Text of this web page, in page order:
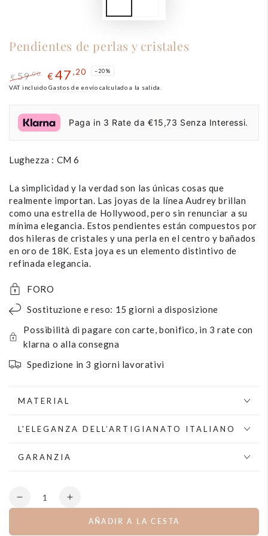
Pendientes de perlas y cristales
Precio
€ 59,00
El
de
liquidación
€ 47 ,20 –20%
VAT incluidoGastos de envío calculado a la salida.
Paga in 3 Rate da €15,73 Senza Interessi.
Lughezza : CM 6
La simplicidad y la verdad son las únicas cosas que
realmente importan. Las joyas de la línea Audrey brillan
como una estrella de Hollywood, pero sin renunciar a su
mínima elegancia. Estos pendientes están compuestos por
dos hileras de cristales y una perla en el centro y bañados
en oro de 18K. Esta joya es un elemento distintivo de
refinada elegancia.
FORO
Sostituzione e reso: 15 giorni a disposizione
Possibilità di pagare con carte, bonifico, in 3 rate con
klarna o alla consegna
Spedizione in 3 giorni lavorativi
MATERIAL
L'ELEGANZA DELL’ARTIGIANATO ITALIANO
GARANZIA
Cantidad
Disminuye aumentar
cantidad
AÑADIR A LA CESTA